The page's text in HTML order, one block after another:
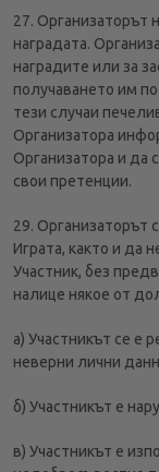
27. Организаторът
наградата.
наградите или за
получаването им
тези случаи
Организатора
Организатора и да
свои претенции.
29. Организаторът
Играта, както и да
Участник, без
налице някое от
а) Участникът се е
неверни лични
б) Участникът е
в) Участникът е